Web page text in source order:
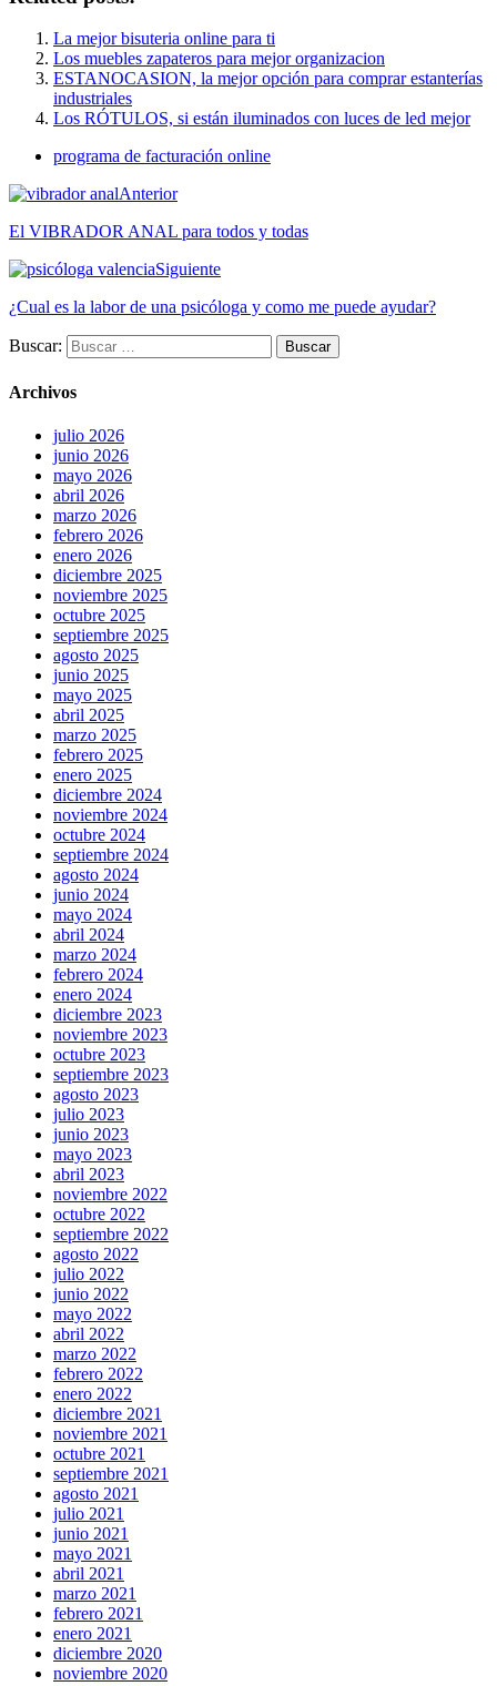
La mejor bisuteria online para ti
Los muebles zapateros para mejor organizacion
ESTANOCASION, la mejor opción para comprar estanterías
industriales
Los RÓTULOS, si están iluminados con luces de led mejor
programa de facturación online
Anterior
El VIBRADOR ANAL para todos y todas
Siguiente
¿Cual es la labor de una psicóloga y como me puede ayudar?
Buscar:
Archivos
julio 2026
junio 2026
mayo 2026
abril 2026
marzo 2026
febrero 2026
enero 2026
diciembre 2025
noviembre 2025
octubre 2025
septiembre 2025
agosto 2025
junio 2025
mayo 2025
abril 2025
marzo 2025
febrero 2025
enero 2025
diciembre 2024
noviembre 2024
octubre 2024
septiembre 2024
agosto 2024
junio 2024
mayo 2024
abril 2024
marzo 2024
febrero 2024
enero 2024
diciembre 2023
noviembre 2023
octubre 2023
septiembre 2023
agosto 2023
julio 2023
junio 2023
mayo 2023
abril 2023
noviembre 2022
octubre 2022
septiembre 2022
agosto 2022
julio 2022
junio 2022
mayo 2022
abril 2022
marzo 2022
febrero 2022
enero 2022
diciembre 2021
noviembre 2021
octubre 2021
septiembre 2021
agosto 2021
julio 2021
junio 2021
mayo 2021
abril 2021
marzo 2021
febrero 2021
enero 2021
diciembre 2020
noviembre 2020